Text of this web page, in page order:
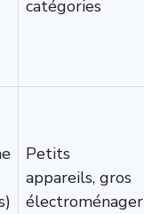
catégories
Petits
appareils, gros
électroménager